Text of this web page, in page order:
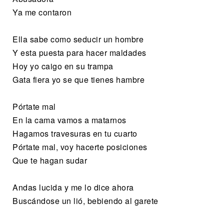
Ya me contaron
Ella sabe como seducir un hombre
Y esta puesta para hacer maldades
Hoy yo caigo en su trampa
Gata fiera yo se que tienes hambre
Pórtate mal
En la cama vamos a matarnos
Hagamos travesuras en tu cuarto
Pórtate mal, voy hacerte posiciones
Que te hagan sudar
Andas lucida y me lo dice ahora
Buscándose un lió, bebiendo al garete